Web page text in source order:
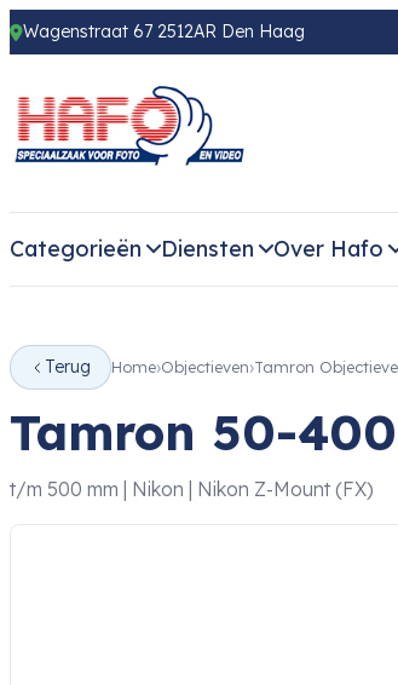
Wagenstraat 67 2512AR Den Haag
Categorieën Diensten Over Hafo
Terug Home Objectieven Tamron
Tamron 50-
t/m 500 mm | Nikon | Nikon Z-Mount (FX)